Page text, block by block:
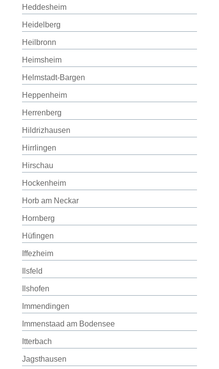
Heddesheim
Heidelberg
Heilbronn
Heimsheim
Helmstadt-Bargen
Heppenheim
Herrenberg
Hildrizhausen
Hirrlingen
Hirschau
Hockenheim
Horb am Neckar
Hornberg
Hüfingen
Iffezheim
Ilsfeld
Ilshofen
Immendingen
Immenstaad am Bodensee
Itterbach
Jagsthausen